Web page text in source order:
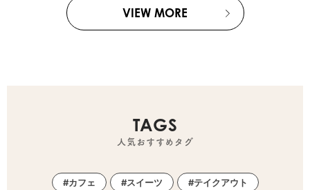
VIEW MORE
TAGS
人気おすすめタグ
カフェ スイーツ テイクアウト